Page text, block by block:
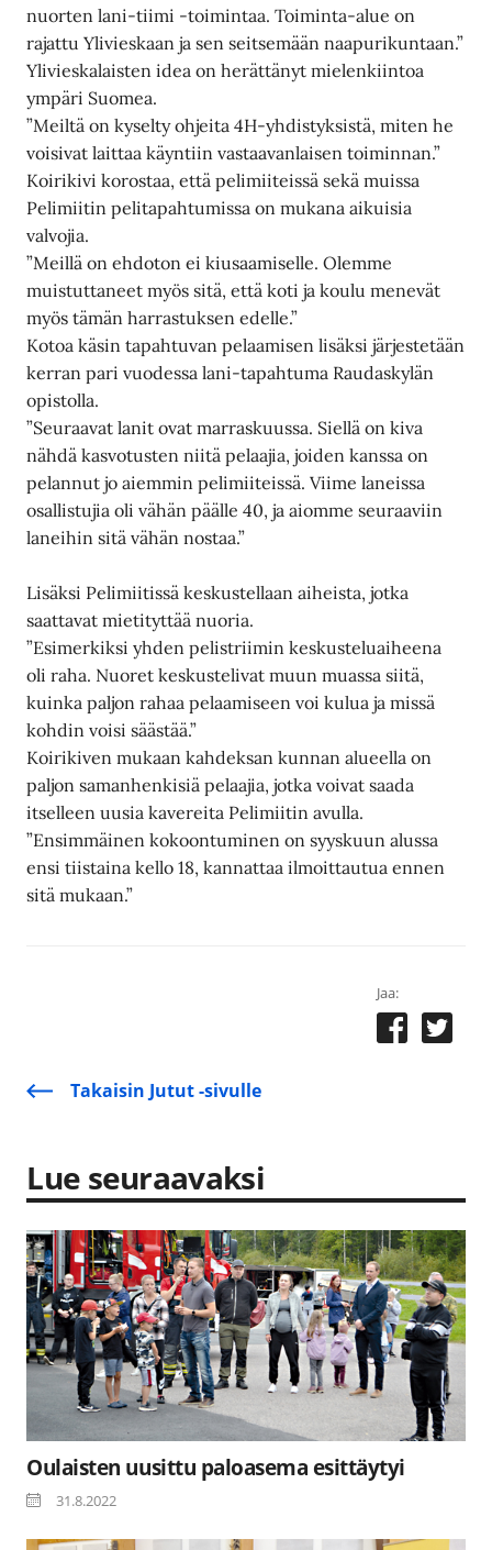
nuorten lani-tiimi -toimintaa. Toiminta-alue on
rajattu Ylivieskaan ja sen seitsemään naapurikuntaan.”
Ylivieskalaisten idea on herättänyt mielenkiintoa
ympäri Suomea.
”Meiltä on kyselty ohjeita 4H-yhdistyksistä, miten he
voisivat laittaa käyntiin vastaavanlaisen toiminnan.”
Koirikivi korostaa, että pelimiiteissä sekä muissa
Pelimiitin pelitapahtumissa on mukana aikuisia
valvojia.
”Meillä on ehdoton ei kiusaamiselle. Olemme
muistuttaneet myös sitä, että koti ja koulu menevät
myös tämän harrastuksen edelle.”
Kotoa käsin tapahtuvan pelaamisen lisäksi järjestetään
kerran pari vuodessa lani-tapahtuma Raudaskylän
opistolla.
”Seuraavat lanit ovat marraskuussa. Siellä on kiva
nähdä kasvotusten niitä pelaajia, joiden kanssa on
pelannut jo aiemmin pelimiiteissä. Viime laneissa
osallistujia oli vähän päälle 40, ja aiomme seuraaviin
laneihin sitä vähän nostaa.”
Lisäksi Pelimiitissä keskustellaan aiheista, jotka
saattavat mietityttää nuoria.
”Esimerkiksi yhden pelistriimin keskusteluaiheena
oli raha. Nuoret keskustelivat muun muassa siitä,
kuinka paljon rahaa pelaamiseen voi kulua ja missä
kohdin voisi säästää.”
Koirikiven mukaan kahdeksan kunnan alueella on
paljon samanhenkisiä pelaajia, jotka voivat saada
itselleen uusia kavereita Pelimiitin avulla.
”Ensimmäinen kokoontuminen on syyskuun alussa
ensi tiistaina kello 18, kannattaa ilmoittautua ennen
sitä mukaan.”
Jaa:
Takaisin Jutut -sivulle
Lue seuraavaksi
Oulaisten uusittu paloasema esittäytyi
31.8.2022